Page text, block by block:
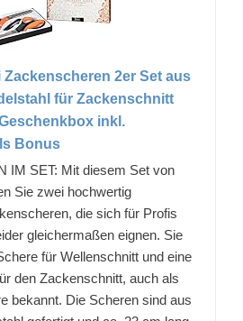
Zackenscheren 2er Set aus
für Zackenschnitt
inkl.
Bonus
IM SET: Mit diesem Set von
Sie zwei hochwertig
die sich für Profis
gleichermaßen eignen. Sie
für Wellenschnitt und eine
den Zackenschnitt, auch als
bekannt. Die Scheren sind aus